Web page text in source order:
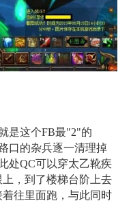
是这个FB最"2"的
口的杂兵逐一清理掉
处QC可以穿太乙靴疾
，到了楼梯台阶上去
往里面跑，与此同时